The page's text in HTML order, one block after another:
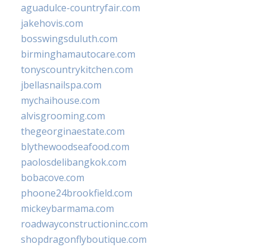
aguadulce-countryfair.com
jakehovis.com
bosswingsduluth.com
birminghamautocare.com
tonyscountrykitchen.com
jbellasnailspa.com
mychaihouse.com
alvisgrooming.com
thegeorginaestate.com
blythewoodseafood.com
paolosdelibangkok.com
bobacove.com
phoone24brookfield.com
mickeybarmama.com
roadwayconstructioninc.com
shopdragonflyboutique.com